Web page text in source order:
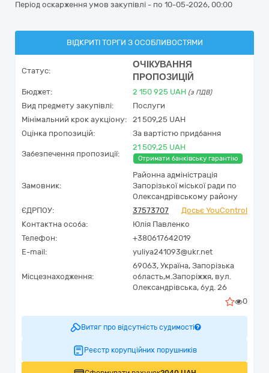
Період оскарження умов закупівлі - по 10-05-2026, 00:00
ВІДКРИТІ ТОРГИ З ОСОБЛИВОСТЯМИ
Статус:
ОЧІКУВАННЯ
ПРОПОЗИЦІЙ
Бюджет: 2 150 925 UAH (з ПДВ)
Вид предмету закупівлі:
Послуги
Мінімальний крок аукціону:
21 509,25 UAH
Оцінка пропозицій:
За вартістю придбання
Забезпечення пропозиції:
21 509,25 UAH
Отримати банківську гарантію
Замовник:
Районна адміністрація
Запорізької міської ради по
Олександрівському району
ЄДРПОУ:
37573707
Досьє YouControl
Контактна особа:
Юлія Павленко
Телефон:
+380617642019
E-mail:
yuliya241093@ukr.net
Місцезнаходження:
69063, Україна, Запорізька
область,м.Запоріжжя, вул.
Олександрівська, буд. 26
0
Витяг про відсутність судимості
Реєстр корупційних порушників